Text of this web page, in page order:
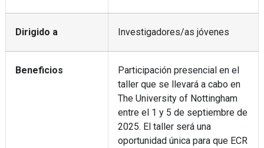
Dirigido a Investigadores/as jóvenes
Beneficios
Participación presencial en el
taller que se llevará a cabo en
The University of Nottingham
entre el 1 y 5 de septiembre de
2025. El taller será una
oportunidad única para que ECR